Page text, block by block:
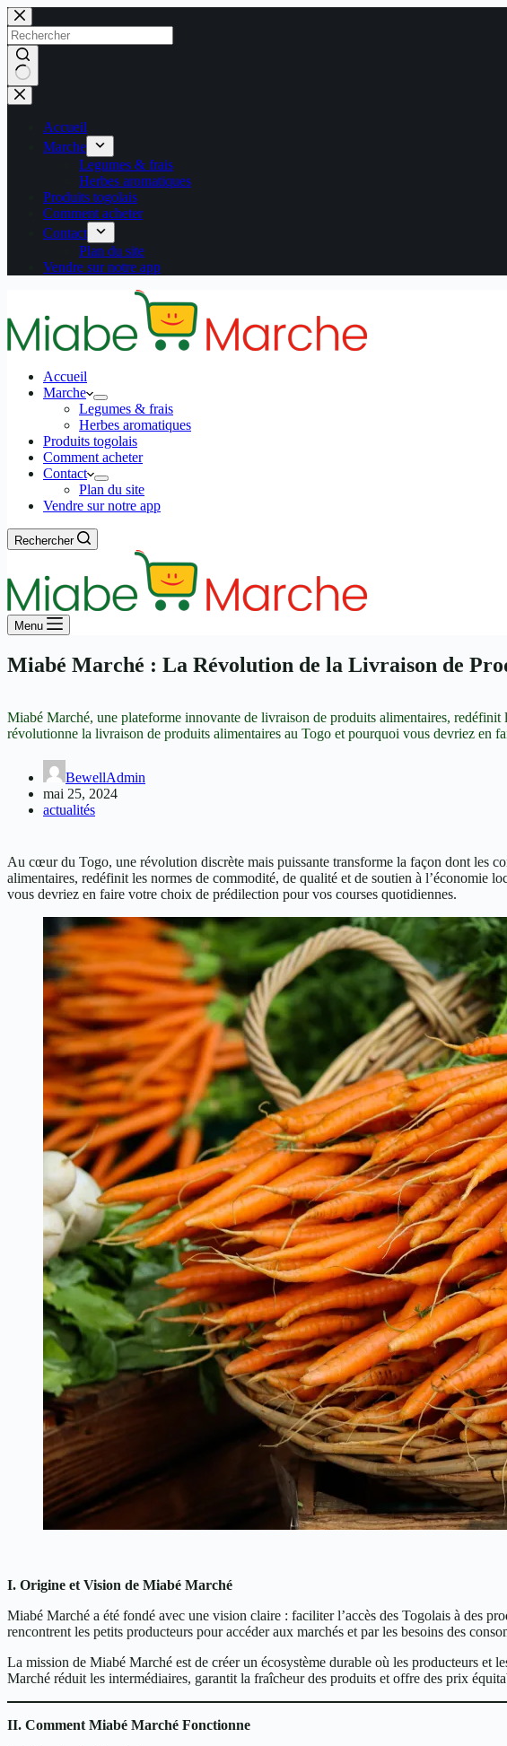
Passer
au
contenu
Aucun
résultat
Accueil
Marche
Legumes & frais
Herbes aromatiques
Produits togolais
Comment acheter
Contact
Plan du site
Vendre sur notre app
Accueil
Marche
Legumes & frais
Herbes aromatiques
Produits togolais
Comment acheter
Contact
Plan du site
Vendre sur notre app
Rechercher
Menu
Miabé Marché : La Révolution de la Livraison de
Miabé Marché, une plateforme innovante de livraison de produits alimentaires,
révolutionne la livraison de produits alimentaires au Togo et pourquoi vous devriez en
BewellAdmin
mai 25, 2024
actualités
Au cœur du Togo, une révolution discrète mais puissante transforme la façon dont les
alimentaires, redéfinit les normes de commodité, de qualité et de soutien à
vous devriez en faire votre choix de prédilection pour vos courses quotidiennes.
I. Origine et Vision de Miabé Marché
Miabé Marché a été fondé avec une vision claire : faciliter l’accès des Togolais à des
rencontrent les petits producteurs pour accéder aux marchés et par les besoins des
La mission de Miabé Marché est de créer un écosystème durable où les producteurs
Marché réduit les intermédiaires, garantit la fraîcheur des produits et offre des prix
II. Comment Miabé Marché Fonctionne